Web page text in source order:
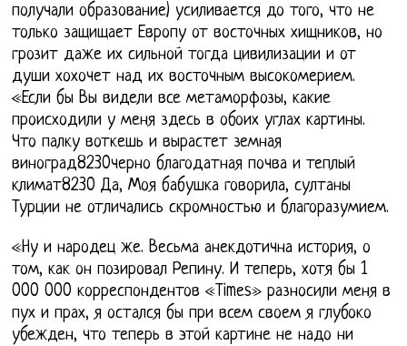
получали образование) усиливается до того, что не
только защищает Европу от восточных хищников, но
грозит даже их сильной тогда цивилизации и от
души хохочет над их восточным высокомерием.
«Если бы Вы видели все метаморфозы, какие
происходили у меня здесь в обоих углах картины.
Что палку воткешь и вырастет земная
виноград8230черно благодатная почва и теплый
климат8230 Да, Моя бабушка говорила, султаны
Турции не отличались скромностью и благоразумием.
«Ну и народец же. Весьма анекдотична история, о
том, как он позировал Репину. И теперь, хотя бы 1
000 000 корреспондентов «Тimеs» разносили меня в
пух и прах, я остался бы при всем своем я глубоко
убежден, что теперь в этой картине не надо ни